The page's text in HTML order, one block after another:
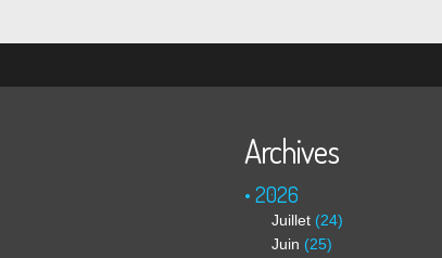
Archives
2026
Juillet (24)
Juin (25)